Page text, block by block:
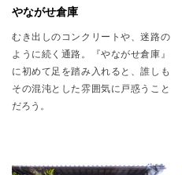
やながせ倉庫
むき出しのコンクリートや、迷路の
ように続く通路。『やながせ倉庫』
に初めて足を踏み入れると、誰しも
その混沌とした雰囲気に戸惑うこと
だろう。